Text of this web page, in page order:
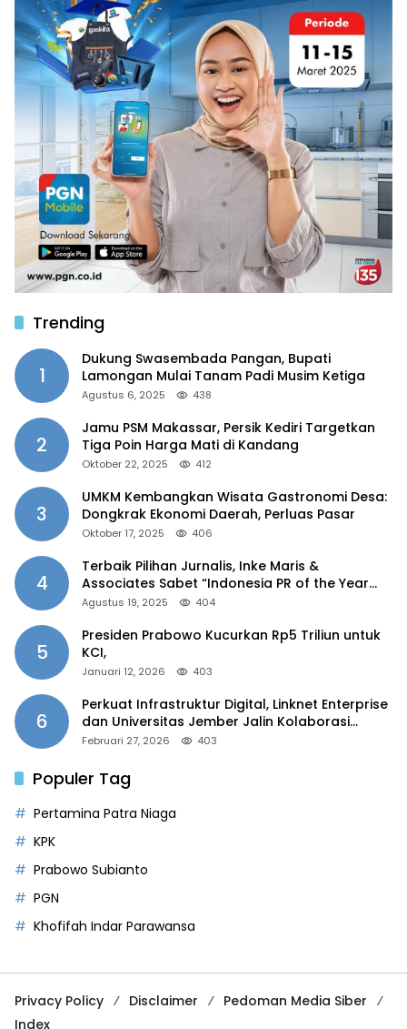
Trending
1
Dukung Swasembada Pangan, Bupati
Lamongan Mulai Tanam Padi Musim Ketiga
Agustus 6, 2025 438
2
Jamu PSM Makassar, Persik Kediri Targetkan
Tiga Poin Harga Mati di Kandang
Oktober 22, 2025 412
3
UMKM Kembangkan Wisata Gastronomi Desa:
Dongkrak Ekonomi Daerah, Perluas Pasar
Oktober 17, 2025 406
4
Terbaik Pilihan Jurnalis, Inke Maris &
Associates Sabet “Indonesia PR of the Year
2025”
Agustus 19, 2025 404
5
Presiden Prabowo Kucurkan Rp5 Triliun untuk
KCI,
Januari 12, 2026 403
6
Perkuat Infrastruktur Digital, Linknet Enterprise
dan Universitas Jember Jalin Kolaborasi
Smart Campus Berbasis AI
Februari 27, 2026 403
Populer Tag
Pertamina Patra Niaga
KPK
Prabowo Subianto
PGN
Khofifah Indar Parawansa
Privacy Policy Disclaimer
Pedoman Media Siber
Index